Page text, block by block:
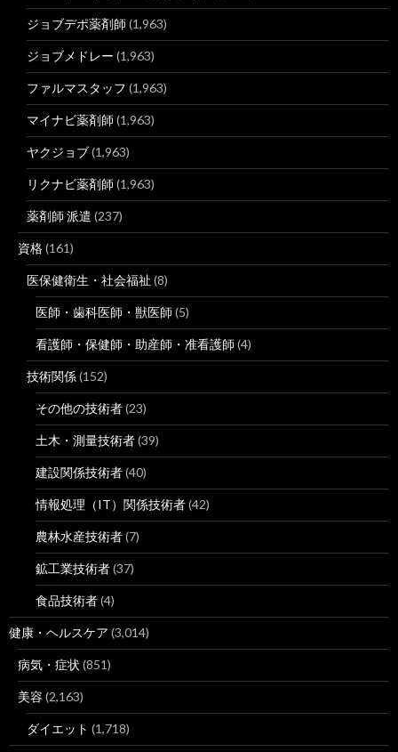
ジョブデポ薬剤師 (1,963)
ジョブメドレー (1,963)
ファルマスタッフ (1,963)
マイナビ薬剤師 (1,963)
ヤクジョブ(1,963)
リクナビ薬剤師 (1,963)
薬剤師 派遣 (237)
資格(161)
医保健衛生・社会福祉 (8)
医師・歯科医師・獣医師 (5)
看護師・保健師・助産師・准看護師 (4)
技術関係(152)
その他の技術者(23)
土木・測量技術者(39)
建設関係技術者(40)
情報処理（IT）関係技術者(42)
農林水産技術者(7)
鉱工業技術者(37)
食品技術者(4)
健康・ヘルスケア (3,014)
病気・症状 (851)
美容 (2,163)
ダイエット (1,718)